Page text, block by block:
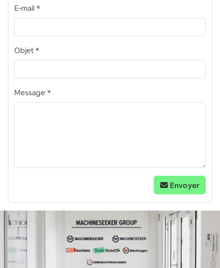
E-mail
Objet
Message
Envoyer